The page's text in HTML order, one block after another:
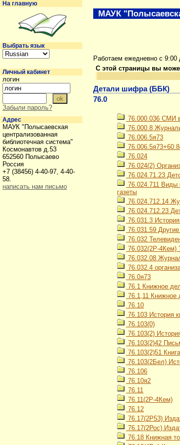
Работаем ежедневно с
С этой страницы вы
Детали шифра (ББК)
76.0
76.000.036 СМИ
76.000.8
76.006.5я73
76.024
76.024(2)
76.024.71.23
76.024.711 Виды
газеты
76.024.712.14
76.024.712.23
76.031.3
76.031.59
76.032
76.032(2Р-4Кем)
76.032.08
76.032.4
76.0я73
76.1 Книжное
76.1,11 Книжное
76.10
76.103 История
76.103(0)
76.103(2)
76.103(2)42
76.103(2)51
76.103(2Бел)
76.106
76.10я2
76.11
76.11(2Р-4Кем)
76.12
76.17(2Р53)
76.17(2Рос)
76.18 Книжная
МАУК
На главную
Выбрать язык
Личный кабинет
логин
Забыли пароль?
Адрес
МАУК "Полысаевская
централизованная
библиотечная система"
Космонавтов д.53
652560 Полысаево
Россия
+7 (38456) 4-40-97, 4-40-
58.
написать нам письмо